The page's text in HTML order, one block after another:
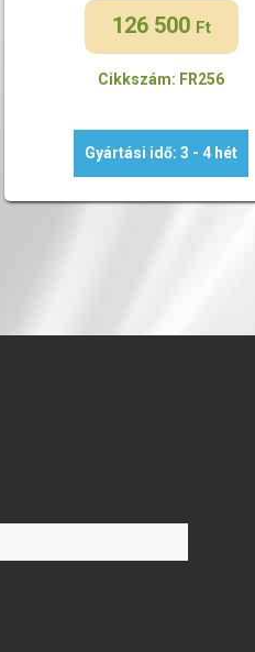
126 500 Ft
Cikkszám: FR256
Gyártási idő: 3 - 4 hét